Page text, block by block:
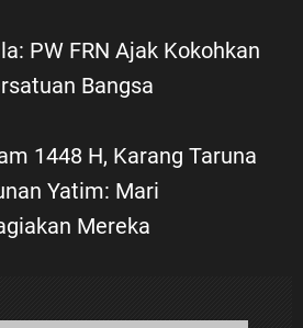
PW FRN Ajak Kokohkan
Bangsa
1448 H, Karang Taruna
Yatim: Mari
Mereka